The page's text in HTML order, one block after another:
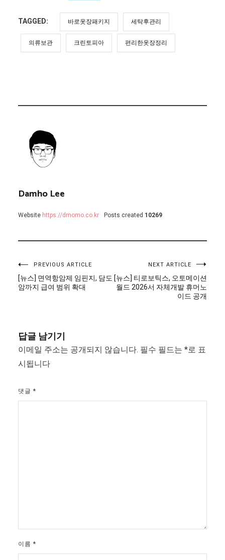
TAGGED: 바로옷장패키지 세탁후관리
의류보관 크린토피아 편리한옷장정리
Damho Lee
Website https://dmomo.co.kr Posts created 10269
글
탐
PREVIOUS ARTICLE
[뉴스] 면역항암제 임핀지, 담도
암까지 급여 범위 확대
NEXT ARTICLE
[뉴스] 티로보틱스, 오토메이션
월드 2026서 자체개발 휴머노
이드 공개
답글 남기기
이메일 주소는 공개되지 않습니다. 필수 필드는 *로 표
시됩니다
댓글 *
이름 *